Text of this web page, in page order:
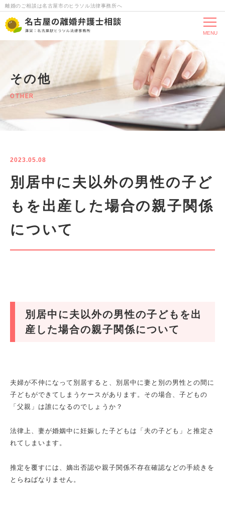
離婚のご相談は名古屋市のヒラソル法律事務所へ
MENU
その他
OTHER
2023.05.08
別居中に夫以外の男性の子ど
もを出産した場合の親子関係
について
別居中に夫以外の男性の子どもを出
産した場合の親子関係について
夫婦が不仲になって別居すると、別居中に妻と別の男性との間に
子どもができてしまうケースがあります。その場合、子どもの
「父親」は誰になるのでしょうか？
法律上、妻が婚姻中に妊娠した子どもは「夫の子ども」と推定さ
れてしまいます。
推定を覆すには、嫡出否認や親子関係不存在確認などの手続きを
とらねばなりません。